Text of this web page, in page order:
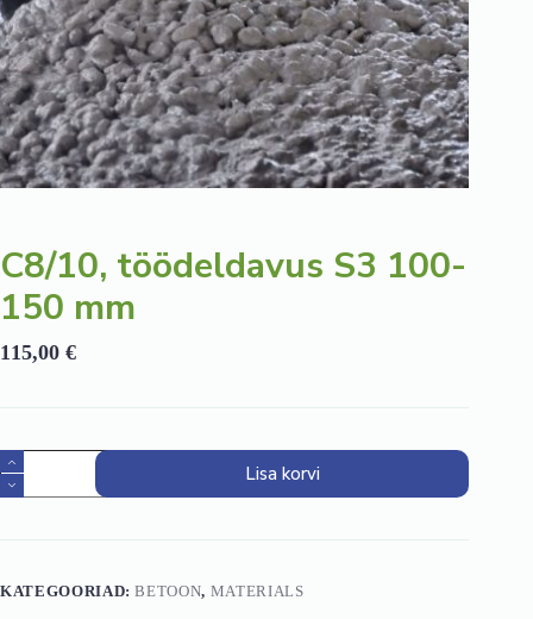
C8/10, töödeldavus S3 100-
150 mm
115,00 €
C8/10,
töödeldavus
S3
Lisa korvi
KATEGOORIAD:BETOON, MATERIALS